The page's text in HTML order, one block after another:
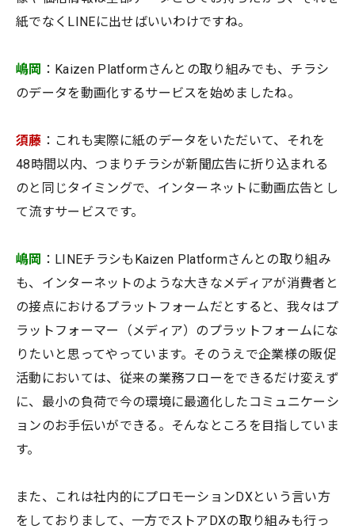
紙でなくLINEに出せばいいわけですね。
嶋岡 ：Kaizen Platformさんとの取り組みでも、チラシ
のデータを動画化するサービスを始めましたね。
須藤 ：これも実際に紙のデータをいただいて、それを
48時間以内、つまりチラシが新聞広告に折り込まれる
のと同じタイミングで、インターネットに動画広告とし
て流すサービスです。
嶋岡 ：LINEチラシもKaizen Platformさんとの取り組み
も、インターネットのような大きなメディアが消費者と
の接点におけるプラットフォームだとすると、我々はプ
ラットフォーマー（メディア）のプラットフォームにな
りたいと思ってやっています。そのうえで企業様の販促
活動においては、従来の業務フローをできるだけ変えず
に、最小の負荷で今の環境に最適化したコミュニケーシ
ョンのお手伝いができる。そんなところを目指していま
す。
また、これは社内的にプロモーションDXという言い方
をしておりまして、一方でストアDXの取り組みも行っ